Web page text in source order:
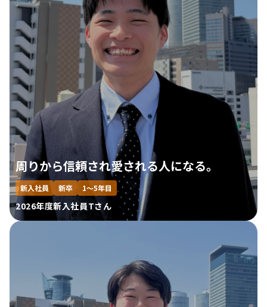
周りから信頼され愛される人になる。
新入社員 新卒 1～5年目
2026年度新入社員Tさん